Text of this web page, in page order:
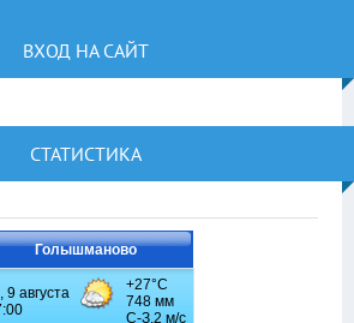
ВХОД НА САЙТ
СТАТИСТИКА
Голышманово